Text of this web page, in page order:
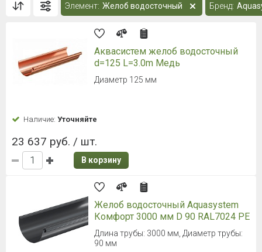
Элемент: Желоб водосточный Бренд:
Аквасистем желоб водосточный
d=125 L=3.0m Медь
Диаметр 125 мм
Наличие: Уточняйте
23 637 руб. / шт.
В корзину
Желоб водосточный Aquasystem
Комфорт 3000 мм D 90 RAL7024 PE
Длина трубы: 3000 мм, Диаметр трубы:
90 мм